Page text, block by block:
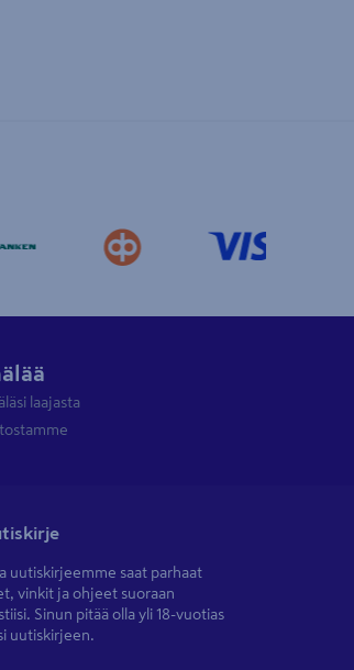
laajasta
uutiskirjeemme saat parhaat
vinkit ja ohjeet suoraan
Sinun pitää olla yli 18-vuotias
uutiskirjeen.